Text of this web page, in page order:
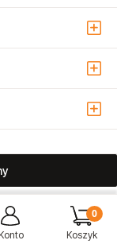
ul. Związkowa